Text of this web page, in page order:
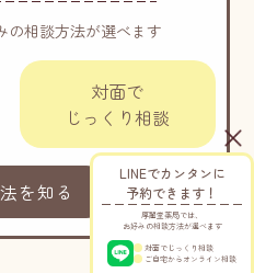
LINEでカンタンに
予約できます！
厚麗堂薬局では、
お好みの相談方法が選べます
対面でじっくり相談
ご自宅からオンライン相談
の相談方法が選べます
対面で
じっくり相談
を知る